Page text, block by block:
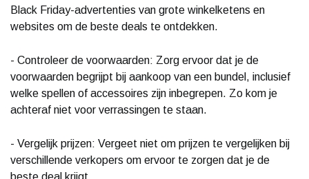
Black Friday-advertenties van grote winkelketens en
websites om de beste deals te ontdekken.
- Controleer de voorwaarden: Zorg ervoor dat je de
voorwaarden begrijpt bij aankoop van een bundel, inclusief
welke spellen of accessoires zijn inbegrepen. Zo kom je
achteraf niet voor verrassingen te staan.
- Vergelijk prijzen: Vergeet niet om prijzen te vergelijken bij
verschillende verkopers om ervoor te zorgen dat je de
beste deal krijgt.